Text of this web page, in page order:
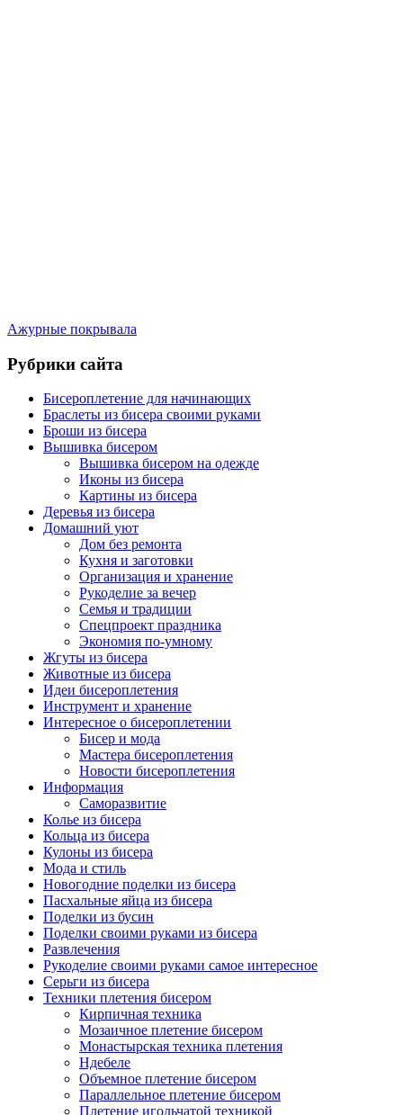
Ажурные покрывала
Рубрики сайта
Бисероплетение для начинающих
Браслеты из бисера своими руками
Броши из бисера
Вышивка бисером
Вышивка бисером на одежде
Иконы из бисера
Картины из бисера
Деревья из бисера
Домашний уют
Дом без ремонта
Кухня и заготовки
Организация и хранение
Рукоделие за вечер
Семья и традиции
Спецпроект праздника
Экономия по-умному
Жгуты из бисера
Животные из бисера
Идеи бисероплетения
Инструмент и хранение
Интересное о бисероплетении
Бисер и мода
Мастера бисероплетения
Новости бисероплетения
Информация
Саморазвитие
Колье из бисера
Кольца из бисера
Кулоны из бисера
Мода и стиль
Новогодние поделки из бисера
Пасхальные яйца из бисера
Поделки из бусин
Поделки своими руками из бисера
Развлечения
Рукоделие своими руками самое интересное
Серьги из бисера
Техники плетения бисером
Кирпичная техника
Мозаичное плетение бисером
Монастырская техника плетения
Ндебеле
Объемное плетение бисером
Параллельное плетение бисером
Плетение игольчатой техникой